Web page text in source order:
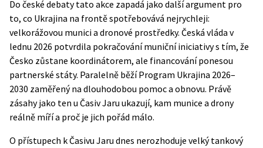
Do české debaty tato akce zapadá jako další argument pro
to, co Ukrajina na frontě spotřebovává nejrychleji:
velkorážovou munici a dronové prostředky. Česká vláda v
lednu 2026 potvrdila pokračování muniční iniciativys tím, že
Česko zůstane koordinátorem, ale financování ponesou
partnerské státy. Paralelně běží Program Ukrajina 2026–
2030 zaměřený na dlouhodobou pomoc a obnovu. Právě
zásahy jako ten u Časiv Jaru ukazují, kam munice a drony
reálně míří a proč je jich pořád málo.
O přístupech k Časivu Jaru dnes nerozhoduje velký tankový